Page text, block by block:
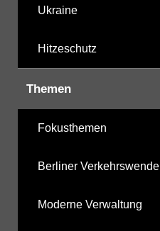
Ukraine
Hitzeschutz
Themen
Fokusthemen
Berliner Verkehrswende
Moderne Verwaltung